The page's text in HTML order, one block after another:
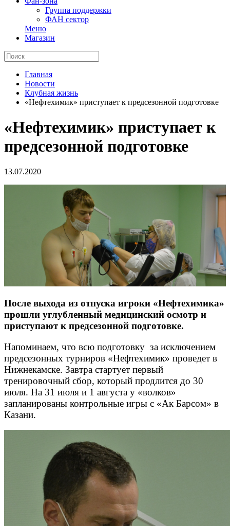
Группа поддержки
ФАН сектор
Меню
Магазин
Главная
Новости
Клубная жизнь
«Нефтехимик» приступает к предсезонной подготовке
«Нефтехимик» приступает к
предсезонной подготовке
13.07.2020
После выхода из отпуска игроки «Нефтехимика»
прошли углубленный медицинский осмотр и
приступают к предсезонной подготовке.
Напоминаем, что всю подготовку за исключением
предсезонных турниров «Нефтехимик» проведет в
Нижнекамске. Завтра стартует первый
тренировочный сбор, который продлится до 30
июля. На 31 июля и 1 августа у «волков»
запланированы контрольные игры с «Ак Барсом» в
Казани.